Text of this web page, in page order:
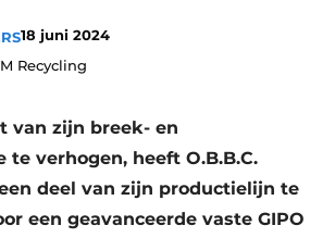
18 juni 2024
Recycling
van zijn breek- en
te verhogen, heeft O.B.B.C.
deel van zijn productielijn te
een geavanceerde vaste GIPO